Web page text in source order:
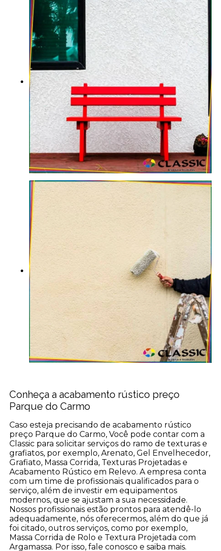
Conheça a acabamento rústico preço
Parque do Carmo
Caso esteja precisando de acabamento rústico
preço Parque do Carmo, Você pode contar com a
Classic para solicitar serviços do ramo de texturas e
grafiatos, por exemplo, Arenato, Gel Envelhecedor,
Grafiato, Massa Corrida, Texturas Projetadas e
Acabamento Rústico em Relevo. A empresa conta
com um time de profissionais qualificados para o
serviço, além de investir em equipamentos
modernos, que se ajustam a sua necessidade.
Nossos profissionais estão prontos para atendê-lo
adequadamente, nós oferecermos, além do que já
foi citado, outros serviços, como por exemplo,
Massa Corrida de Rolo e Textura Projetada com
Argamassa. Por isso, fale conosco e saiba mais.